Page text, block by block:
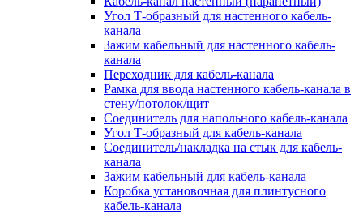
Угол Т-образный для настенного кабель-
канала
Зажим кабельный для настенного кабель-
канала
Переходник для кабель-канала
Рамка для ввода настенного кабель-канала в
стену/потолок/щит
Соединитель для напольного кабель-канала
Угол Т-образный для кабель-канала
Соединитель/накладка на стык для кабель-
канала
Зажим кабельный для кабель-канала
Коробка установочная для плинтусного
кабель-канала